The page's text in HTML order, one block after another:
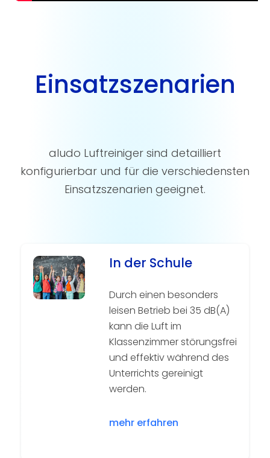
Einsatzszenarien
aludo Luftreiniger sind detailliert
konfigurierbar und für die verschiedensten
Einsatzszenarien geeignet.
In der Schule
Durch einen besonders
leisen Betrieb bei 35 dB(A)
kann die Luft im
Klassenzimmer störungsfrei
und effektiv während des
Unterrichts gereinigt
werden.
mehr erfahren